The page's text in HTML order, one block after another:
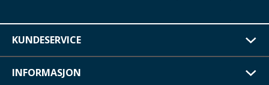
KUNDESERVICE
INFORMASJON